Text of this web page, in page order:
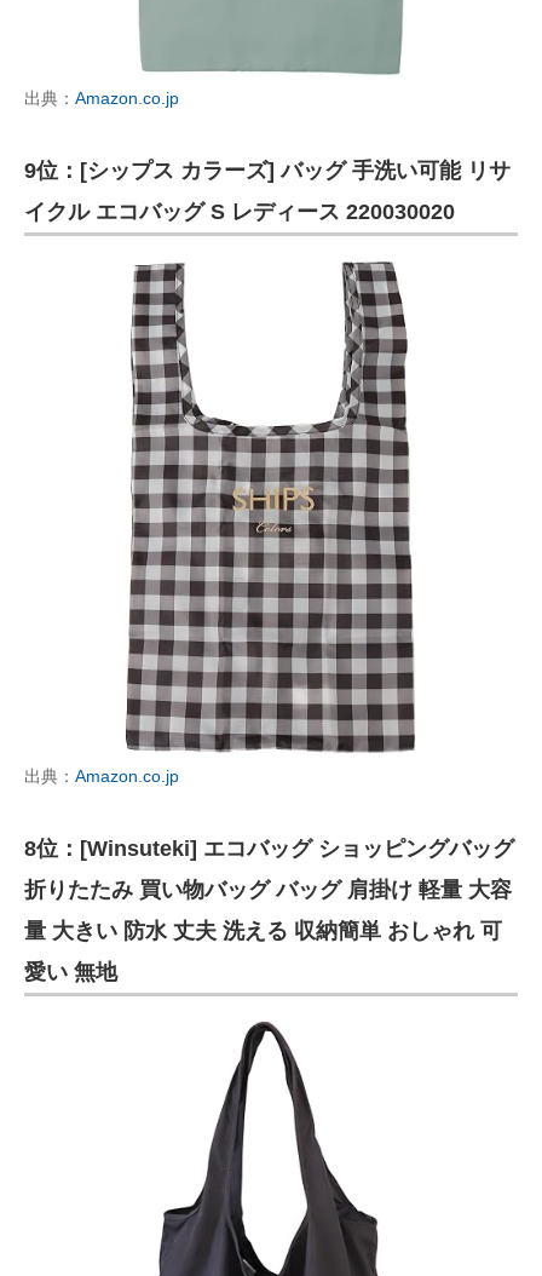
出典： Amazon.co.jp
9位：[シップス カラーズ] バッグ 手洗い可能 リサ
イクル エコバッグ S レディース 220030020
出典： Amazon.co.jp
8位：[Winsuteki] エコバッグ ショッピングバッグ
折りたたみ 買い物バッグ バッグ 肩掛け 軽量 大容
量 大きい 防水 丈夫 洗える 収納簡単 おしゃれ 可
愛い 無地